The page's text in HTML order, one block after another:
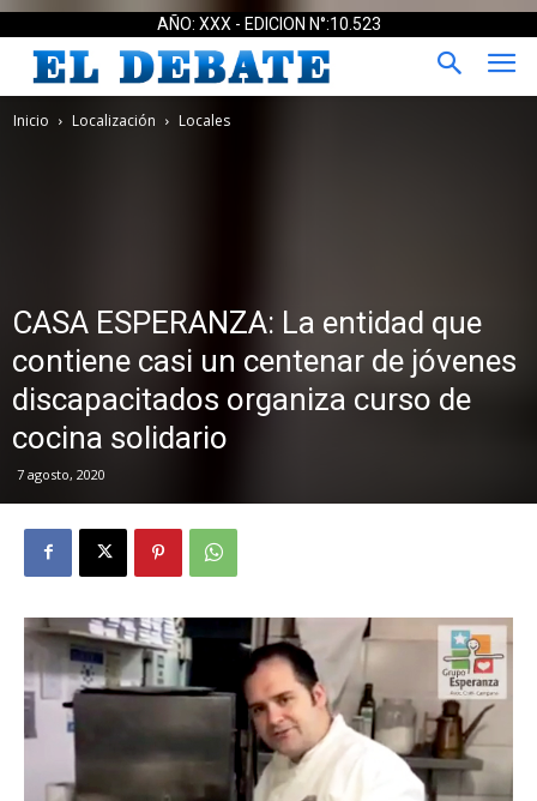
AÑO: XXX - EDICION N°:10.523
Inicio Localización Locales
CASA ESPERANZA: La entidad que
contiene casi un centenar de jóvenes
discapacitados organiza curso de
cocina solidario
7 agosto, 2020